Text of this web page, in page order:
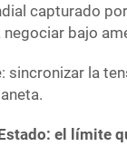
capturado
bajo
sincronizar la
el límite